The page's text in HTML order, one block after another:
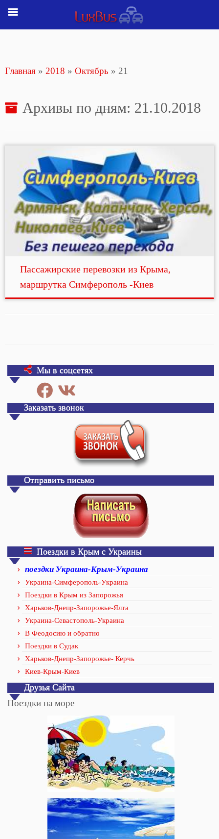
Главная » 2018 » Октябрь » 21
Архивы по дням: 21.10.2018
Пассажирские перевозки из Крыма,
маршрутка Симферополь -Киев
Мы в соцсетях
Заказать звонок
Отправить письмо
Поездки в Крым с Украины
поездки Украина-Крым-Украина
Украина-Симферополь-Украина
Поездки в Крым из Запорожья
Харьков-Днепр-Запорожье-Ялта
Украина-Севастополь-Украина
В Феодосию и обратно
Поездки в Судак
Харьков-Днепр-Запорожье- Керчь
Киев-Крым-Киев
Друзья Сайта
Поездки на море